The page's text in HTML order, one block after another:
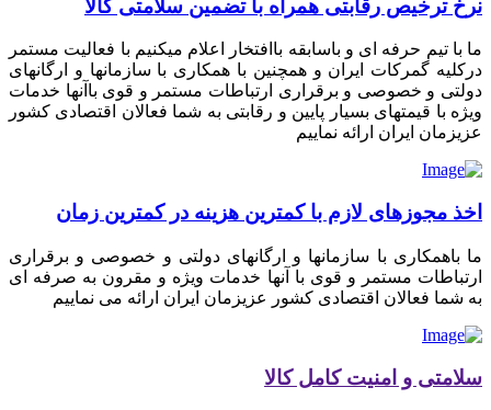
نرخ ترخیص رقابتی همراه با تضمین سلامتی کالا
ما با تیم حرفه ای و باسابقه باافتخار اعلام میکنیم با فعالیت مستمر
درکلیه گمرکات ایران و همچنین با همکاری با سازمانها و ارگانهای
دولتی و خصوصی و برقراری ارتباطات مستمر و قوی باآنها خدمات
ویژه با قیمتهای بسیار پایین و رقابتی به شما فعالان اقتصادی کشور
عزیزمان ایران ارائه نماییم
اخذ مجوزهای لازم با کمترین هزینه در کمترین زمان
ما باهمکاری با سازمانها و ارگانهای دولتی و خصوصی و برقراری
ارتباطات مستمر و قوی با آنها خدمات ویژه و مقرون به صرفه ای
به شما فعالان اقتصادی کشور عزیزمان ایران ارائه می نماییم
سلامتی و امنیت کامل کالا